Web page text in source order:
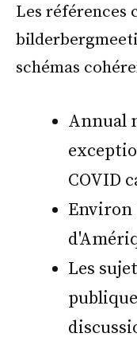
Les références
schémas
Annual
COVID
Environ
Les